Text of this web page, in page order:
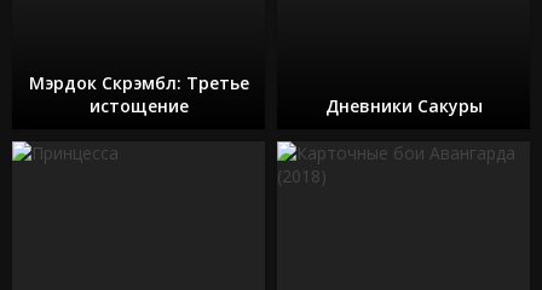
Мэрдок Скрэмбл: Третье
истощение
Дневники Сакуры